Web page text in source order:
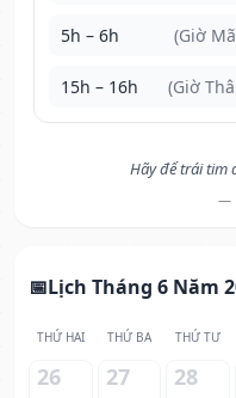
5h – 6h (Giờ
15h – 16h (Giờ
Hãy để trái tim
—
Lịch Tháng 6 Năm
THỨ HAI THỨ BA THỨ TƯ
26 27 28